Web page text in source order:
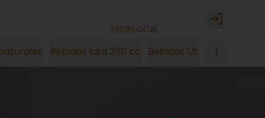
PEDIRLOCAL Login
Bebidas lata 350 cc Bebidas 1,5 litro